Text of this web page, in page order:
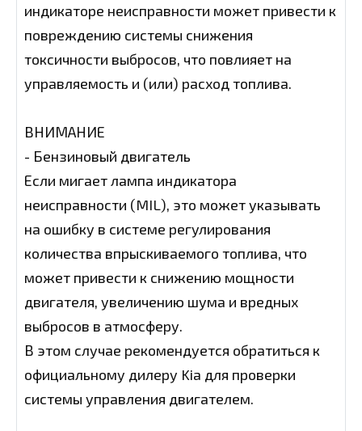
индикаторе неисправности может привести к
повреждению системы снижения
токсичности выбросов, что повлияет на
управляемость и (или) расход топлива.
ВНИМАНИЕ
- Бензиновый двигатель
Если мигает лампа индикатора
неисправности (MIL), это может указывать
на ошибку в системе регулирования
количества впрыскиваемого топлива, что
может привести к снижению мощности
двигателя, увеличению шума и вредных
выбросов в атмосферу.
В этом случае рекомендуется обратиться к
официальному дилеру Kia для проверки
системы управления двигателем.